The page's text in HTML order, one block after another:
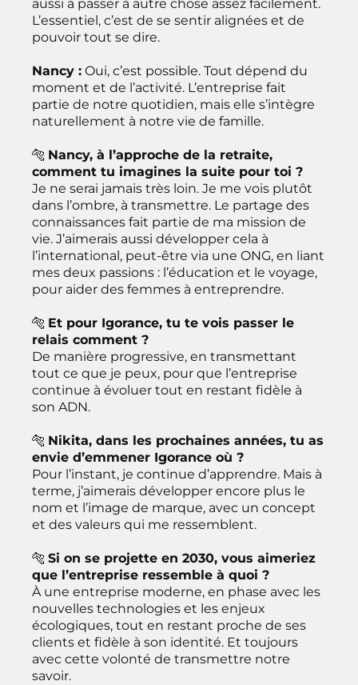
aussi à passer à autre chose assez facilement.
L’essentiel, c’est de se sentir alignées et de
pouvoir tout se dire.
Nancy : Oui, c’est possible. Tout dépend du
moment et de l’activité. L’entreprise fait
partie de notre quotidien, mais elle s’intègre
naturellement à notre vie de famille.
🐅 Nancy, à l’approche de la retraite,
comment tu imagines la suite pour toi ?
Je ne serai jamais très loin. Je me vois plutôt
dans l’ombre, à transmettre. Le partage des
connaissances fait partie de ma mission de
vie. J’aimerais aussi développer cela à
l’international, peut-être via une ONG, en liant
mes deux passions : l’éducation et le voyage,
pour aider des femmes à entreprendre.
🐅 Et pour Igorance, tu te vois passer le
relais comment ?
De manière progressive, en transmettant
tout ce que je peux, pour que l’entreprise
continue à évoluer tout en restant fidèle à
son ADN.
🐅 Nikita, dans les prochaines années, tu as
envie d’emmener Igorance où ?
Pour l’instant, je continue d’apprendre. Mais à
terme, j’aimerais développer encore plus le
nom et l’image de marque, avec un concept
et des valeurs qui me ressemblent.
🐅 Si on se projette en 2030, vous aimeriez
que l’entreprise ressemble à quoi ?
À une entreprise moderne, en phase avec les
nouvelles technologies et les enjeux
écologiques, tout en restant proche de ses
clients et fidèle à son identité. Et toujours
avec cette volonté de transmettre notre
savoir.